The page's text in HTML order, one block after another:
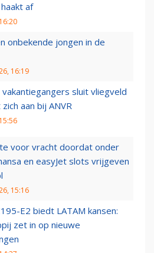
af
onbekende jongen in de
16:19
sluit vliegveld
aan bij ANVR
voor vracht doordat onder
en easyJet slots vrijgeven
15:16
E2 biedt LATAM kansen:
zet in op nieuwe